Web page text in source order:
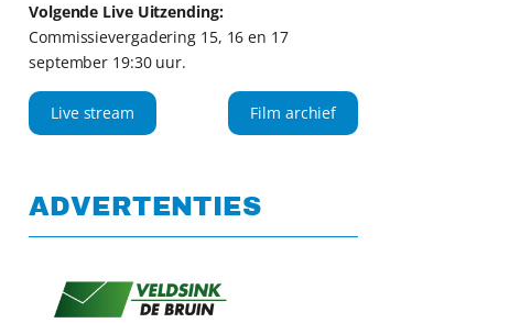
Volgende Live Uitzending:
Commissievergadering 15, 16 en 17
september 19:30 uur.
Live stream Film archief
ADVERTENTIES